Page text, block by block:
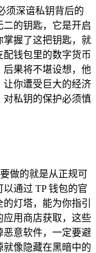
须深谙私钥背后的
的钥匙，它是开启
掌握了这把钥匙，就
钱包里的数字货币
后果将不堪设想，他
让你遭受巨大的经济
对私钥的保护必须慎
做的就是从正规可
通过 TP 钱包的官
灯塔，能为你指引
应用商店获取，这些
恶意软件，一定要避
像隐藏在黑暗中的